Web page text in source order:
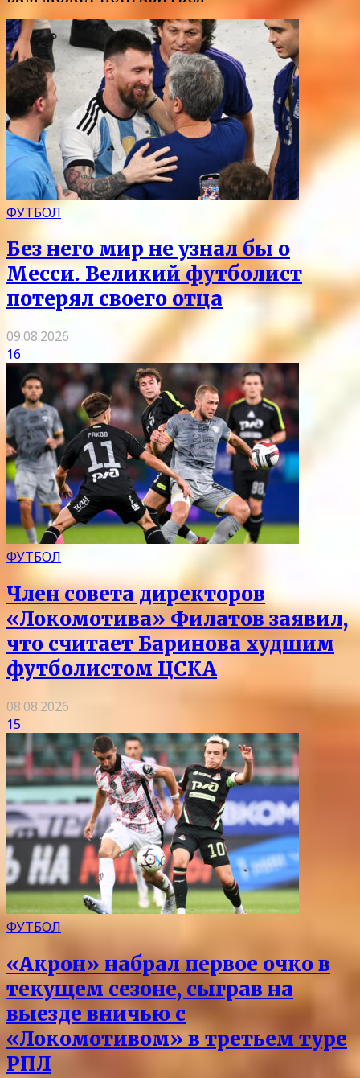
ФУТБОЛ
Без него мир не узнал бы о
Месси. Великий футболист
потерял своего отца
09.08.2026
16
ФУТБОЛ
Член совета директоров
«Локомотива» Филатов заявил,
что считает Баринова худшим
футболистом ЦСКА
08.08.2026
15
ФУТБОЛ
«Акрон» набрал первое очко в
текущем сезоне, сыграв на
выезде вничью с
«Локомотивом» в третьем туре
РПЛ